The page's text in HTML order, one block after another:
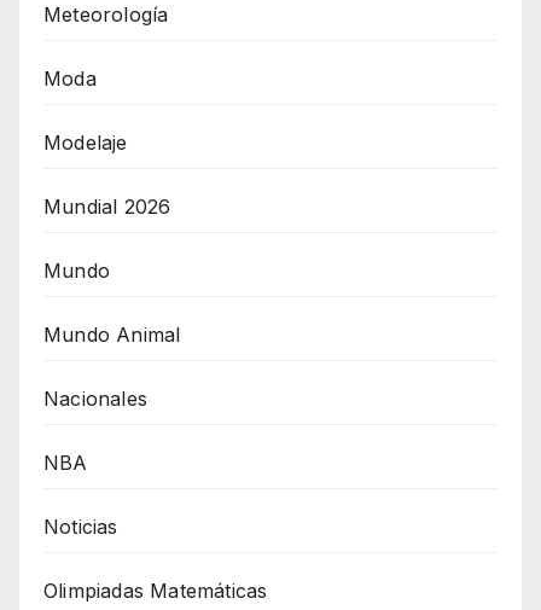
Meteorología
Moda
Modelaje
Mundial 2026
Mundo
Mundo Animal
Nacionales
NBA
Noticias
Olimpiadas Matemáticas